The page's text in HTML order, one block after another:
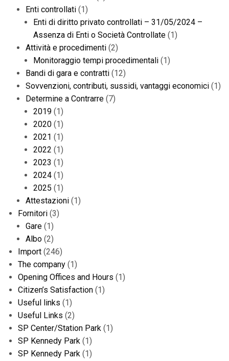
Enti controllati (1)
Enti di diritto privato controllati – 31/05/2024 –
Assenza di Enti o Società Controllate (1)
Attività e procedimenti (2)
Monitoraggio tempi procedimentali (1)
Bandi di gara e contratti (12)
Sovvenzioni, contributi, sussidi, vantaggi economici (1)
Determine a Contrarre (7)
2019 (1)
2020 (1)
2021 (1)
2022 (1)
2023 (1)
2024 (1)
2025 (1)
Attestazioni (1)
Fornitori (3)
Gare (1)
Albo (2)
Import (246)
The company (1)
Opening Offices and Hours (1)
Citizen’s Satisfaction (1)
Useful links (1)
Useful Links (2)
SP Center/Station Park (1)
SP Kennedy Park (1)
SP Kennedy Park (1)